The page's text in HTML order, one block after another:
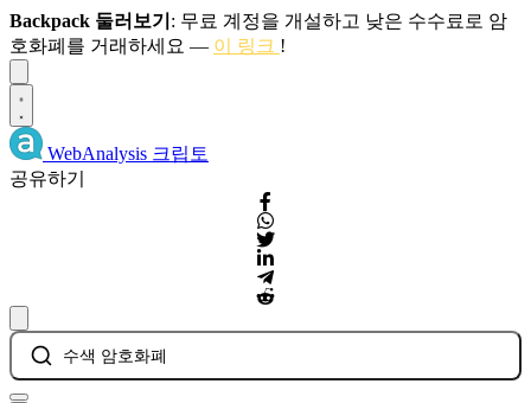
Backpack 둘러보기 : 무료 계정을 개설하고 낮은 수수료로 암
호화폐를 거래하세요 — 이 링크 !
WebAnalysis 크립토
공유하기
수색 암호화폐